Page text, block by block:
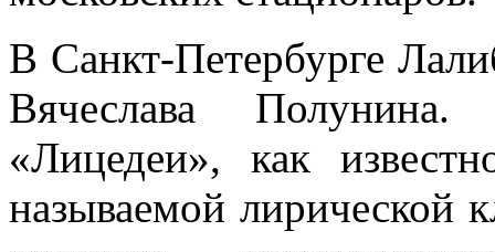
В Санкт-Петербурге
Вячеслава
«Лицедеи», как
называемой лирической